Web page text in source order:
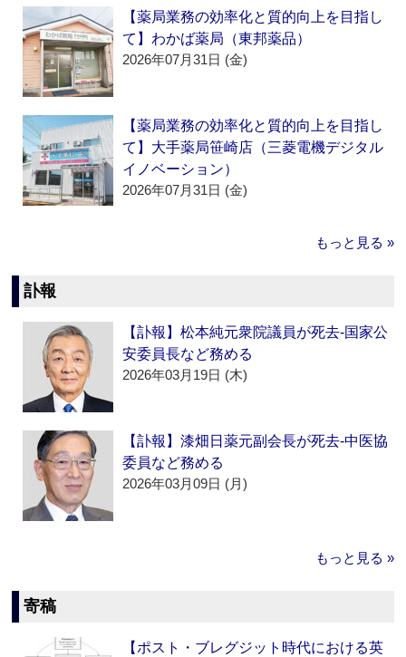
【薬局業務の効率化と質的向上を目指し
て】わかば薬局（東邦薬品）
2026年07月31日 (金)
【薬局業務の効率化と質的向上を目指し
て】大手薬局笹崎店（三菱電機デジタル
イノベーション）
2026年07月31日 (金)
もっと見る »
訃報
【訃報】松本純元衆院議員が死去‐国家公
安委員長など務める
2026年03月19日 (木)
【訃報】漆畑日薬元副会長が死去‐中医協
委員など務める
2026年03月09日 (月)
もっと見る »
寄稿
【ポスト・ブレグジット時代における英